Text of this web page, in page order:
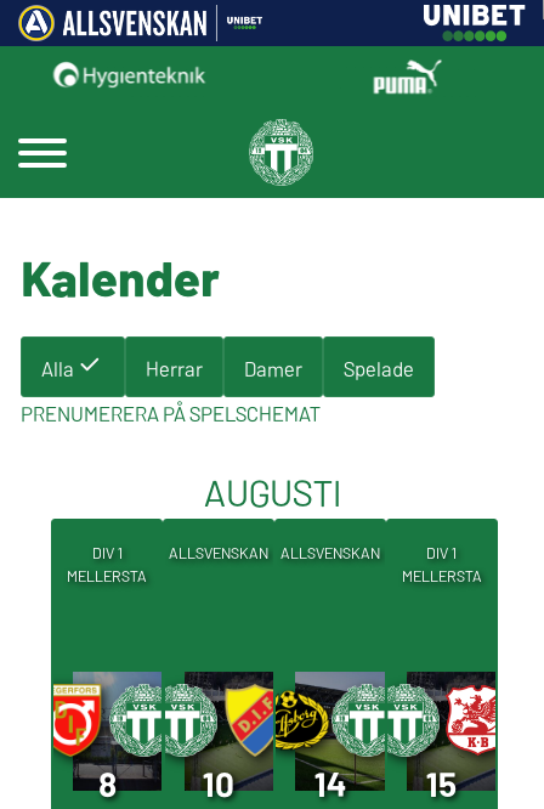
Kalender
Alla Herrar Damer
Spelade
PRENUMERERA PÅ SPELSCHEMAT
AUGUSTI
DIV 1
MELLERSTA
8
ALLSVENSKAN
10
ALLSVENSKAN
14
DIV 1
MELLERSTA
15